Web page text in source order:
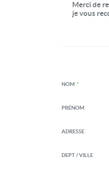
Merci de
je vous
NOM *
PRÉNOM
ADRESSE
DEPT / VILLE